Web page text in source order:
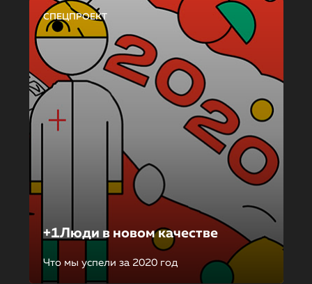
СПЕЦПРОЕКТ
+1Люди в новом качестве
Что мы успели за 2020 год